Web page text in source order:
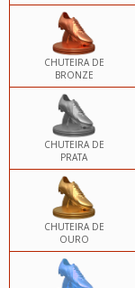
CHUTEIRA DE
BRONZE
CHUTEIRA DE
PRATA
CHUTEIRA DE
OURO